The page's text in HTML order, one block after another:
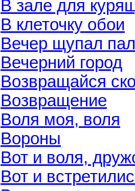
В зале для
В клеточку обои
Вечер щупал
Вечерний город
Возвращайся
Возвращение
Воля моя, воля
Вороны
Вот и воля,
Вот и